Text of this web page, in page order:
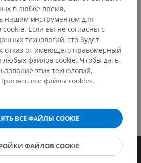
в любое время,
нашим инструментом для
cookie. Если вы не согласны с
технологий, это будет
отказ от имеющего правомерный
любых файлов cookie. Чтобы дать
этих технологий,
все файлы cookie».
ВСЕ ФАЙЛЫ COOKIE
ФАЙЛОВ COOKIE